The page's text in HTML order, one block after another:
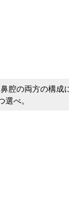
腔の両方の構成
選べ。